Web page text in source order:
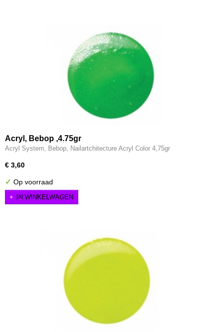
Acryl, Bebop ,4.75gr
Acryl System, Bebop, Nailartchitecture Acryl Color 4,75gr
€ 3,60
✓ Op voorraad
IN WINKELWAGEN